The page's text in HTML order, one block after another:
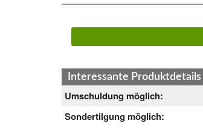
Interessante Produktdetails
Umschuldung möglich:
Sondertilgung möglich: